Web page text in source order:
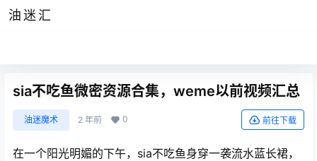
油迷汇
sia不吃鱼微密资源合集，weme以前视频汇总
油迷魔术 2 年前 0 前往下载
在一个阳光明媚的下午，sia不吃鱼身穿一袭流水蓝长裙，